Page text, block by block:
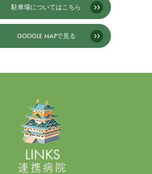
駐車場についてはこちら
GOOGLE MAPで見る
LINKS
連携病院